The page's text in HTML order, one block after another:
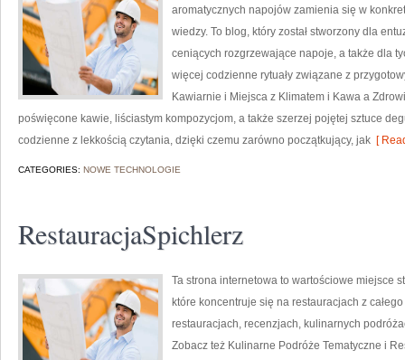
aromatycznych napojów zamienia się w
wiedzy. To blog, który został stworzony dla
ceniących rozgrzewające napoje, a także dla
więcej codzienne rytuały związane z
Kawiarnie i Miejsca z Klimatem i Kawa a
poświęcone kawie, liściastym kompozycjom, a także szerzej pojętej sztuce
codzienne z lekkością czytania, dzięki czemu zarówno początkujący, jak [
CATEGORIES: NOWE TECHNOLOGIE
RestauracjaSpichlerz
Ta strona internetowa to wartościowe miejsce
które koncentruje się na restauracjach z
restauracjach, recenzjach, kulinarnych
Zobacz też Kulinarne Podróże Tematyczne i